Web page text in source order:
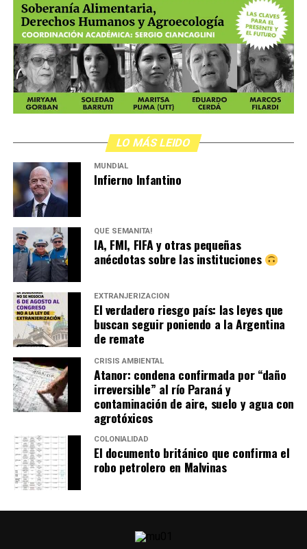
LO MÁS LEIDO
MUNDIAL
Infierno Infantino
QUÉ SEMANITA!
IA, FMI, FIFA y otras pequeñas
anécdotas sobre las instituciones
EXTRANJERIZACIÓN
El verdadero riesgo país: las leyes que
buscan seguir poniendo a la Argentina
de remate
CRISIS AMBIENTAL
Atanor: condena confirmada por “daño
irreversible” al río Paraná y
contaminación de aire, suelo y agua con
agrotóxicos
COLONIALIDAD
El documento británico que confirma el
robo petrolero en Malvinas